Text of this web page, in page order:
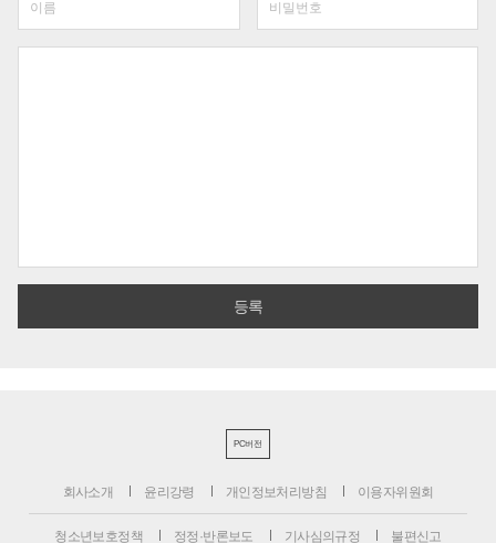
PC버전
회사소개 윤리강령 개인정보처리방침 이용자위원회
청소년보호정책 정정·반론보도 기사심의규정 불편신고